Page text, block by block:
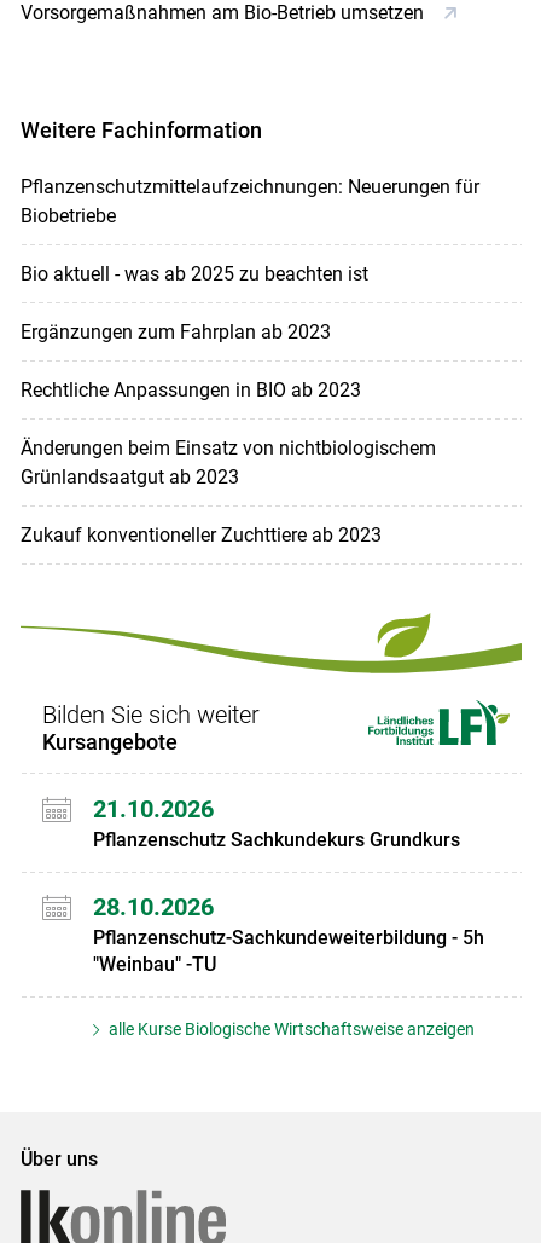
Vorsorgemaßnahmen am Bio-Betrieb umsetzen
Weitere Fachinformation
Pflanzenschutzmittelaufzeichnungen: Neuerungen für
Biobetriebe
Bio aktuell - was ab 2025 zu beachten ist
Ergänzungen zum Fahrplan ab 2023
Rechtliche Anpassungen in BIO ab 2023
Änderungen beim Einsatz von nichtbiologischem
Grünlandsaatgut ab 2023
Zukauf konventioneller Zuchttiere ab 2023
Bilden Sie sich weiter
Kursangebote
21.10.2026
Pflanzenschutz Sachkundekurs Grundkurs
28.10.2026
Pflanzenschutz-Sachkundeweiterbildung - 5h
"Weinbau" -TU
alle Kurse Biologische Wirtschaftsweise anzeigen
Über uns